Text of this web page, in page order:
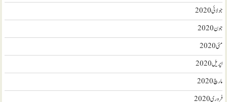
جولائی 2020
جون 2020
مئی 2020
اپریل 2020
مارچ 2020
فروری 2020